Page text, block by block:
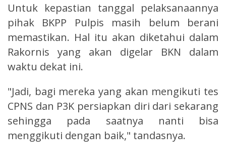
Untuk kepastian tanggal pelaksanaannya
pihak BKPP Pulpis masih belum berani
memastikan. Hal itu akan diketahui dalam
Rakornis yang akan digelar BKN dalam
waktu dekat ini.
"Jadi, bagi mereka yang akan mengikuti tes
CPNS dan P3K persiapkan diri dari sekarang
sehingga pada saatnya nanti bisa
menggikuti dengan baik," tandasnya.